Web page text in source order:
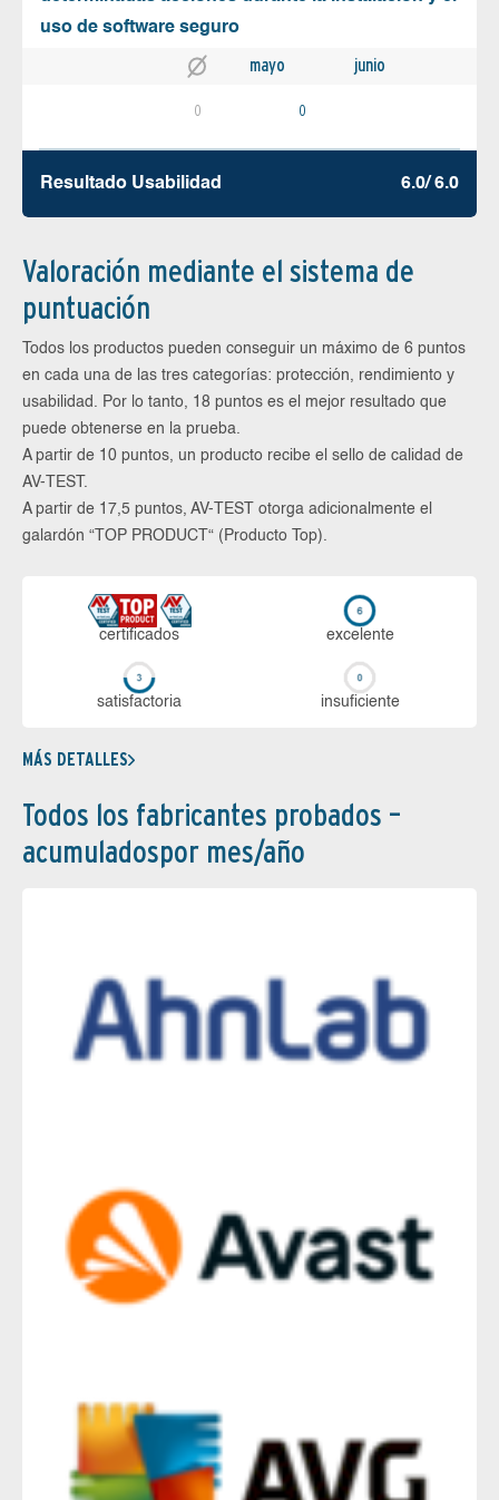
uso de software seguro
mayo junio
0 0
Resultado Usabilidad 6.0/ 6.0
Valoración mediante el sistema de
puntuación
Todos los productos pueden conseguir un máximo de 6 puntos
en cada una de las tres categorías: protección, rendimiento y
usabilidad. Por lo tanto, 18 puntos es el mejor resultado que
puede obtenerse en la prueba.
A partir de 10 puntos, un producto recibe el sello de calidad de
AV-TEST.
A partir de 17,5 puntos, AV-TEST otorga adicionalmente el
galardón “TOP PRODUCT“ (Producto Top).
certi­ficados ex­ce­len­te
sa­tis­fac­to­ria in­su­fi­cien­te
MÁS DETALLES
Todos los fabricantes probados –
acumuladospor mes/año